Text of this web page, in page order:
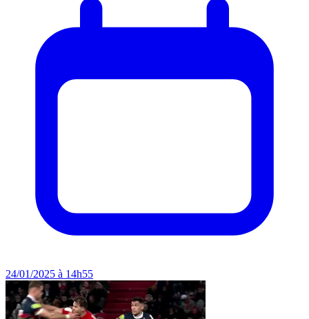
24/01/2025 à 14h55